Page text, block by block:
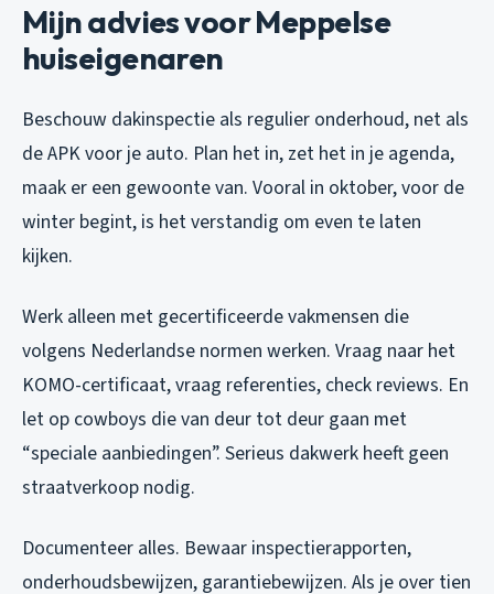
Mijn advies voor Meppelse
huiseigenaren
Beschouw dakinspectie als regulier onderhoud, net als
de APK voor je auto. Plan het in, zet het in je agenda,
maak er een gewoonte van. Vooral in oktober, voor de
winter begint, is het verstandig om even te laten
kijken.
Werk alleen met gecertificeerde vakmensen die
volgens Nederlandse normen werken. Vraag naar het
KOMO-certificaat, vraag referenties, check reviews. En
let op cowboys die van deur tot deur gaan met
“speciale aanbiedingen”. Serieus dakwerk heeft geen
straatverkoop nodig.
Documenteer alles. Bewaar inspectierapporten,
onderhoudsbewijzen, garantiebewijzen. Als je over tien